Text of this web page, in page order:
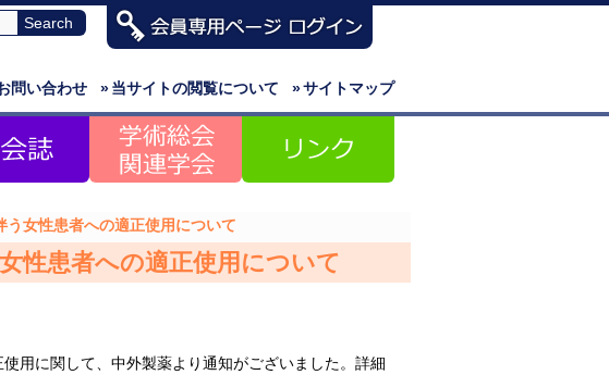
»サイトマップ
»当サイトの閲覧について
問い合わせ
う女性患者への適正使用について
性患者への適正使用について
用に関して、中外製薬より通知がございました。詳細